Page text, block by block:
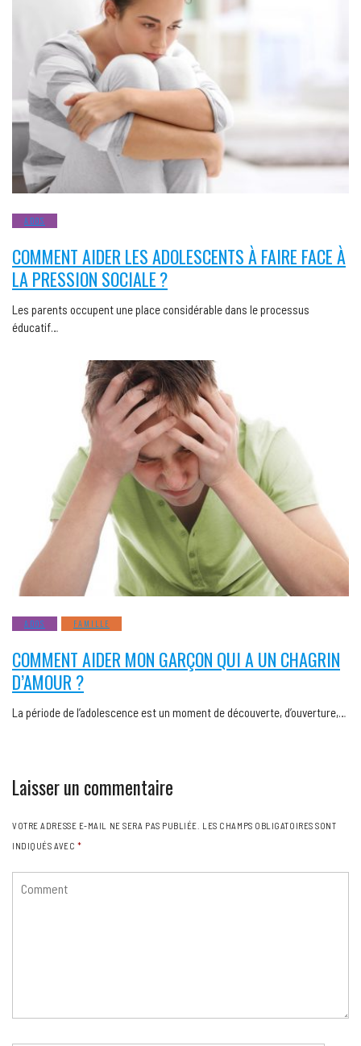
ADOS
COMMENT AIDER LES ADOLESCENTS À FAIRE FACE À
LA PRESSION SOCIALE ?
Les parents occupent une place considérable dans le processus
éducatif…
ADOS FAMILLE
COMMENT AIDER MON GARÇON QUI A UN CHAGRIN
D’AMOUR ?
La période de l’adolescence est un moment de découverte, d’ouverture,…
Laisser un commentaire
VOTRE ADRESSE E-MAIL NE SERA PAS PUBLIÉE.
LES CHAMPS OBLIGATOIRES SONT
INDIQUÉS AVEC *